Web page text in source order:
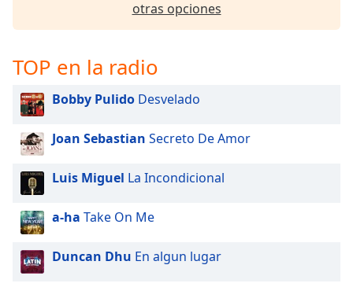
dialog
Escape
will
cancel
and
Text
Color
Opacity
otras opciones
TOP en la radio
Bobby Pulido Desvelado
Joan Sebastian Secreto De Amor
Luis Miguel La Incondicional
a-ha Take On Me
Duncan Dhu En algun lugar